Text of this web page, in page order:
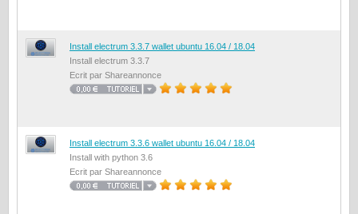
Install electrum 3.3.7 wallet ubuntu 16.04 / 18.04
Install electrum 3.3.7
Ecrit par Shareannonce
Install electrum 3.3.6 wallet ubuntu 16.04 / 18.04
Install with python 3.6
Ecrit par Shareannonce